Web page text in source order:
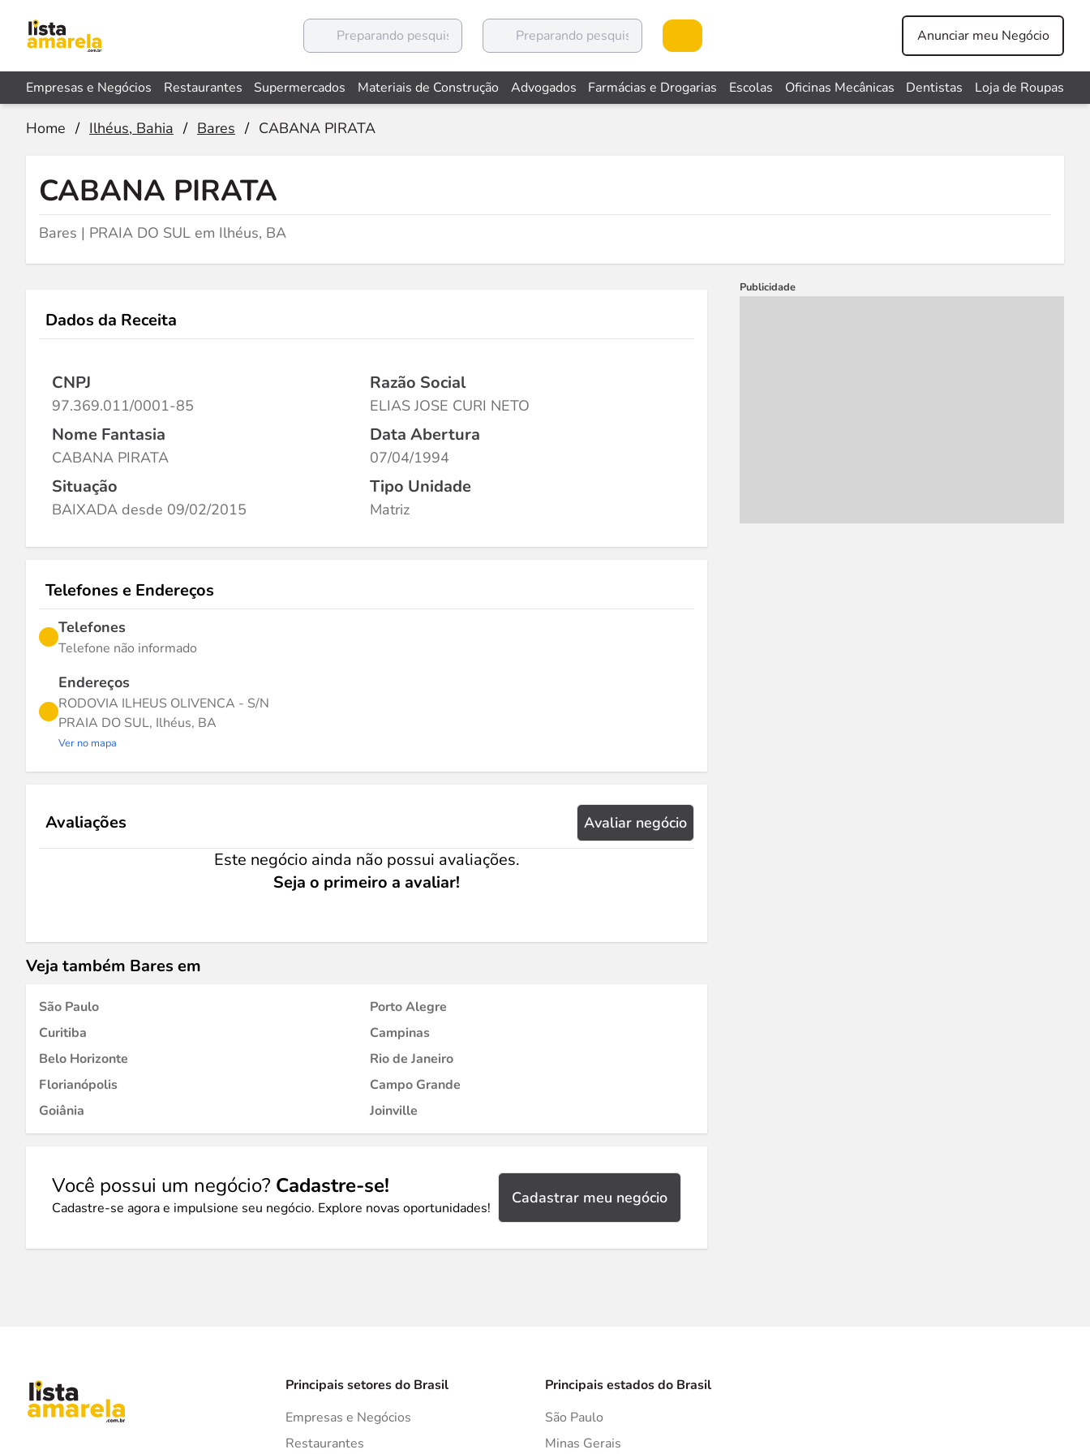
Anunciar meu Negócio
Empresas e Negócios Restaurantes Supermercados Materiais de Construção Advogados Farmácias e Drogarias Escolas Oficinas Mecânicas Dentistas Loja de Roupas
Home / Ilhéus, Bahia / Bares / CABANA PIRATA
CABANA PIRATA
Bares | PRAIA DO SUL em Ilhéus, BA
Dados da Receita
CNPJ
97.369.011/0001-85
Razão Social
ELIAS JOSE CURI NETO
Nome Fantasia
CABANA PIRATA
Data Abertura
07/04/1994
Situação
BAIXADA desde 09/02/2015
Tipo Unidade
Matriz
Telefones e Endereços
Telefones
Telefone não informado
Endereços
RODOVIA ILHEUS OLIVENCA - S/N
PRAIA DO SUL, Ilhéus, BA
Ver no mapa
Avaliações Avaliar negócio
Este negócio ainda não possui avaliações.
Seja o primeiro a avaliar!
Veja também Bares em
São Paulo
Porto Alegre
Curitiba
Campinas
Belo Horizonte
Rio de Janeiro
Florianópolis
Campo Grande
Goiânia
Joinville
Você possui um negócio? Cadastre-se!
Cadastre-se agora e impulsione seu negócio. Explore novas oportunidades!
Cadastrar meu negócio
Publicidade
Principais setores do Brasil
Empresas e Negócios
Restaurantes
Principais estados do Brasil
São Paulo
Minas Gerais